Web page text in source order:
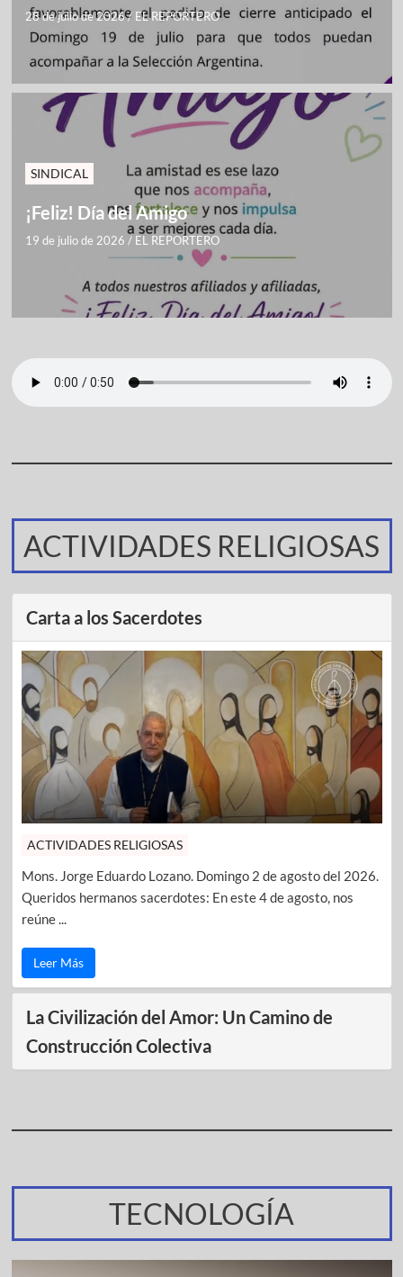
28 de julio de 2026/ EL REPORTERO
SINDICAL
¡Feliz! Día del Amigo
19 de julio de 2026 / EL REPORTERO
ACTIVIDADES RELIGIOSAS
Carta a los Sacerdotes
ACTIVIDADES RELIGIOSAS
Mons. Jorge Eduardo Lozano. Domingo 2 de agosto del 2026.
Queridos hermanos sacerdotes: En este 4 de agosto, nos
reúne ...
Leer Más
La Civilización del Amor: Un Camino de
Construcción Colectiva
TECNOLOGÍA